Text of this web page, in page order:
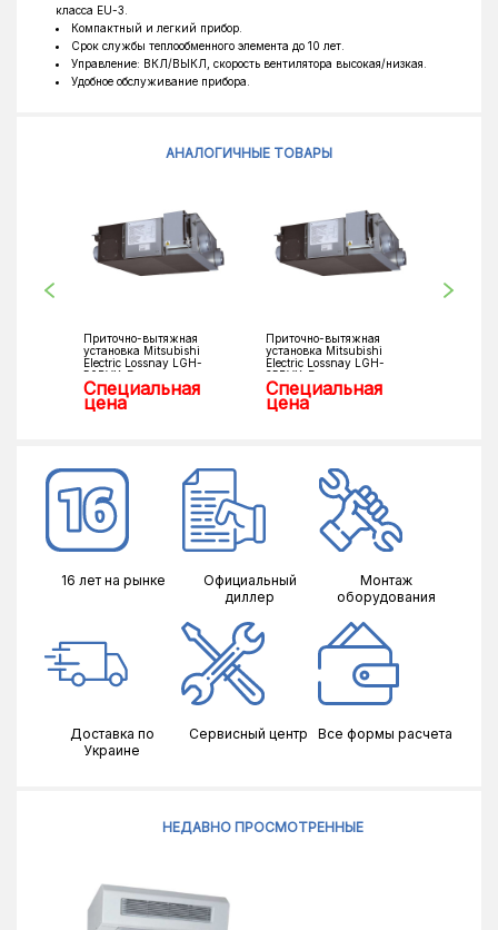
класса EU-3.
Компактный и легкий прибор.
Срок службы теплообменного элемента до 10 лет.
Управление: ВКЛ/ВЫКЛ, скорость вентилятора высокая/низкая.
Удобное обслуживание прибора.
АНАЛОГИЧНЫЕ ТОВАРЫ
Приточно-вытяжная
установка Mitsubishi
Electric Lossnay LGH-
50RVX-E
Специальная
цена
Приточно-вытяжная
установка Mitsubishi
Electric Lossnay LGH-
35RVX-E
Специальная
цена
16 лет на рынке
Официальный
диллер
Монтаж
оборудования
Доставка по
Украине
Сервисный центр Все формы расчета
НЕДАВНО ПРОСМОТРЕННЫЕ